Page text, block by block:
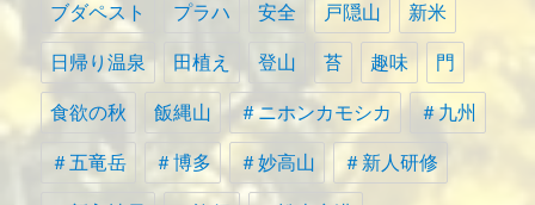
ブダペスト プラハ 安全 戸隠山 新米
日帰り温泉 田植え 登山 苔 趣味 門
食欲の秋 飯縄山 ＃ニホンカモシカ ＃九州
＃五竜岳 ＃博多 ＃妙高山 ＃新人研修